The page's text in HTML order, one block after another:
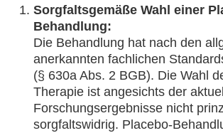
Sorgfaltsgemäße Wahl einer
Behandlung:
Die Behandlung hat nach den
anerkannten fachlichen
(§ 630a Abs. 2 BGB). Die Wahl
Therapie ist angesichts der
Forschungsergebnisse nicht
sorgfaltswidrig. Placebo-